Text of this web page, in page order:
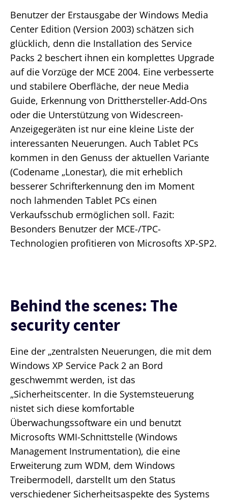
Benutzer der Erstausgabe der Windows Media
Center Edition (Version 2003) schätzen sich
glücklich, denn die Installation des Service
Packs 2 beschert ihnen ein komplettes Upgrade
auf die Vorzüge der MCE 2004. Eine verbesserte
und stabilere Oberfläche, der neue Media
Guide, Erkennung von Dritthersteller-Add-Ons
oder die Unterstützung von Widescreen-
Anzeigegeräten ist nur eine kleine Liste der
interessanten Neuerungen. Auch Tablet PCs
kommen in den Genuss der aktuellen Variante
(Codename „Lonestar), die mit erheblich
besserer Schrifterkennung den im Moment
noch lahmenden Tablet PCs einen
Verkaufsschub ermöglichen soll. Fazit:
Besonders Benutzer der MCE-/TPC-
Technologien profitieren von Microsofts XP-SP2.
Behind the scenes: The
security center
Eine der „zentralsten Neuerungen, die mit dem
Windows XP Service Pack 2 an Bord
geschwemmt werden, ist das
„Sicherheitscenter. In die Systemsteuerung
nistet sich diese komfortable
Überwachungssoftware ein und benutzt
Microsofts WMI-Schnittstelle (Windows
Management Instrumentation), die eine
Erweiterung zum WDM, dem Windows
Treibermodell, darstellt um den Status
verschiedener Sicherheitsaspekte des Systems